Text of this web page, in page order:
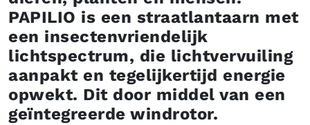
PAPILIO is een straatlantaarn met
een insectenvriendelijk
lichtspectrum, die lichtvervuiling
aanpakt en tegelijkertijd energie
opwekt. Dit door middel van een
geïntegreerde windrotor.